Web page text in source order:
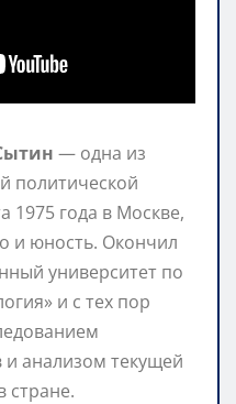
— одна из
политической
1975 года в Москве,
и юность. Окончил
университет по
и с тех пор
и анализом текущей
стране.